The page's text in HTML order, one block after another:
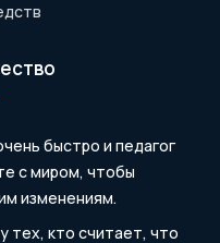
быстро и педагог
с миром, чтобы
изменениям.
тех, кто считает, что